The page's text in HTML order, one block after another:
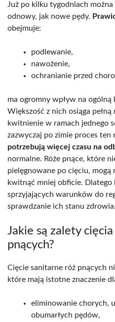
Już po kilku tygodniach
odnowy, jak nowe pędy.
obejmuje:
podlewanie,
nawożenie,
ochranianie przed
ma ogromny wpływ na
Większość z nich osiąga
kwitnienie w ramach jednego
zazwyczaj po zimie proces ten
potrzebują więcej czasu na
normalne. Róże pnące, które
pielęgnowane po cięciu,
kwitnąć mniej obficie.
sprzyjających warunków do
sprawdzanie ich stanu zdrowia.
Jakie są zalety
pnących?
Cięcie sanitarne róż pnących
które mają istotne znaczenie
eliminowanie chorych,
obumarłych pędów,